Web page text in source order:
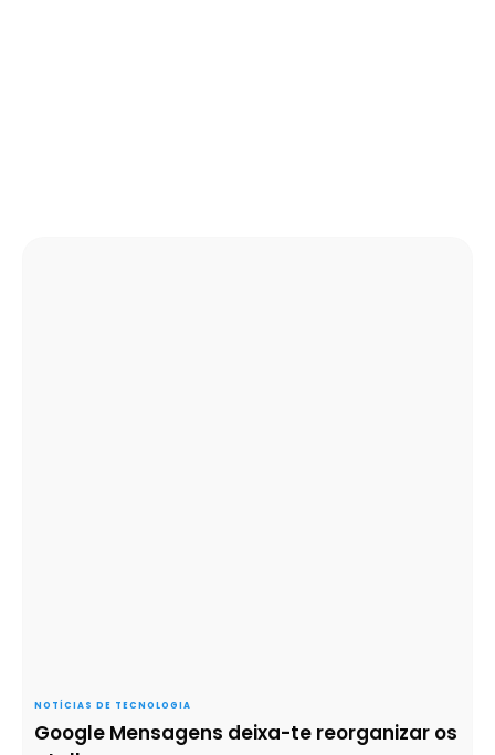
NOTÍCIAS DE TECNOLOGIA
Google Mensagens deixa-te reorganizar os